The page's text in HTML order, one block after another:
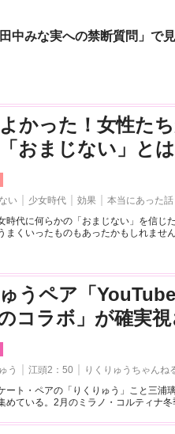
中みな実への禁断質問」で
かった！女性た
おまじない」とは
い 少女時代 効果
本当にあった話
時代に何らかの「おまじない」を信じ
まくいったものもあったかもしれませ
うペア「
コラボ」が確実
う 江頭2：50 りくりゅうちゃんね
ート・ペアの「りくりゅう」こと三浦
めている。2月のミラノ・コルティナ冬